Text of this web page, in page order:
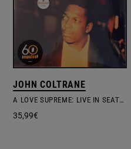
JOHN COLTRANE
A LOVE SUPREME: LIVE IN SEATTLE
35,99€